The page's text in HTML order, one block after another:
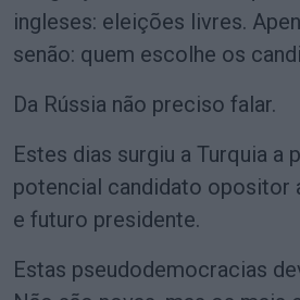
ingleses: eleições livres.
senão: quem escolhe os
Da Rússia não preciso falar.
Estes dias surgiu a Turquia a
potencial candidato opositor
e futuro presidente.
Estas pseudodemocracias